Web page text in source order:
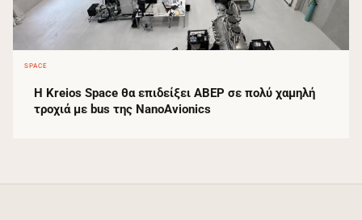
SPACE
Η Kreios Space θα επιδείξει ABEP σε πολύ χαμηλή
τροχιά με bus της NanoAvionics